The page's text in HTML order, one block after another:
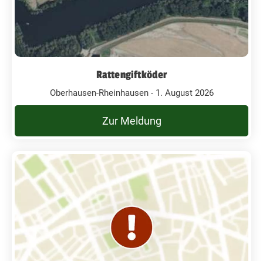
Rattengiftköder
Oberhausen-Rheinhausen - 1. August 2026
Zur Meldung